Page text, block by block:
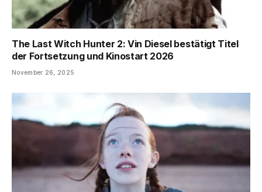
The Last Witch Hunter 2: Vin Diesel bestätigt Titel
der Fortsetzung und Kinostart 2026
November 26, 2025